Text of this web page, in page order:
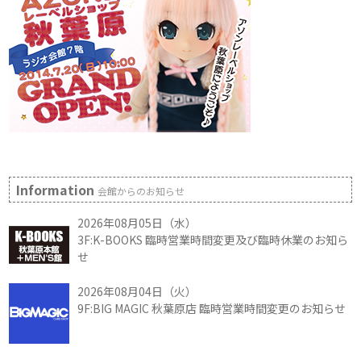
Information会館からのお知らせ
2026年08月05日（水）
3F:K-BOOKS 臨時営業時間変更及び臨時休業のお知ら
せ
2026年08月04日（火）
9F:BIG MAGIC 秋葉原店 臨時営業時間変更のお知らせ